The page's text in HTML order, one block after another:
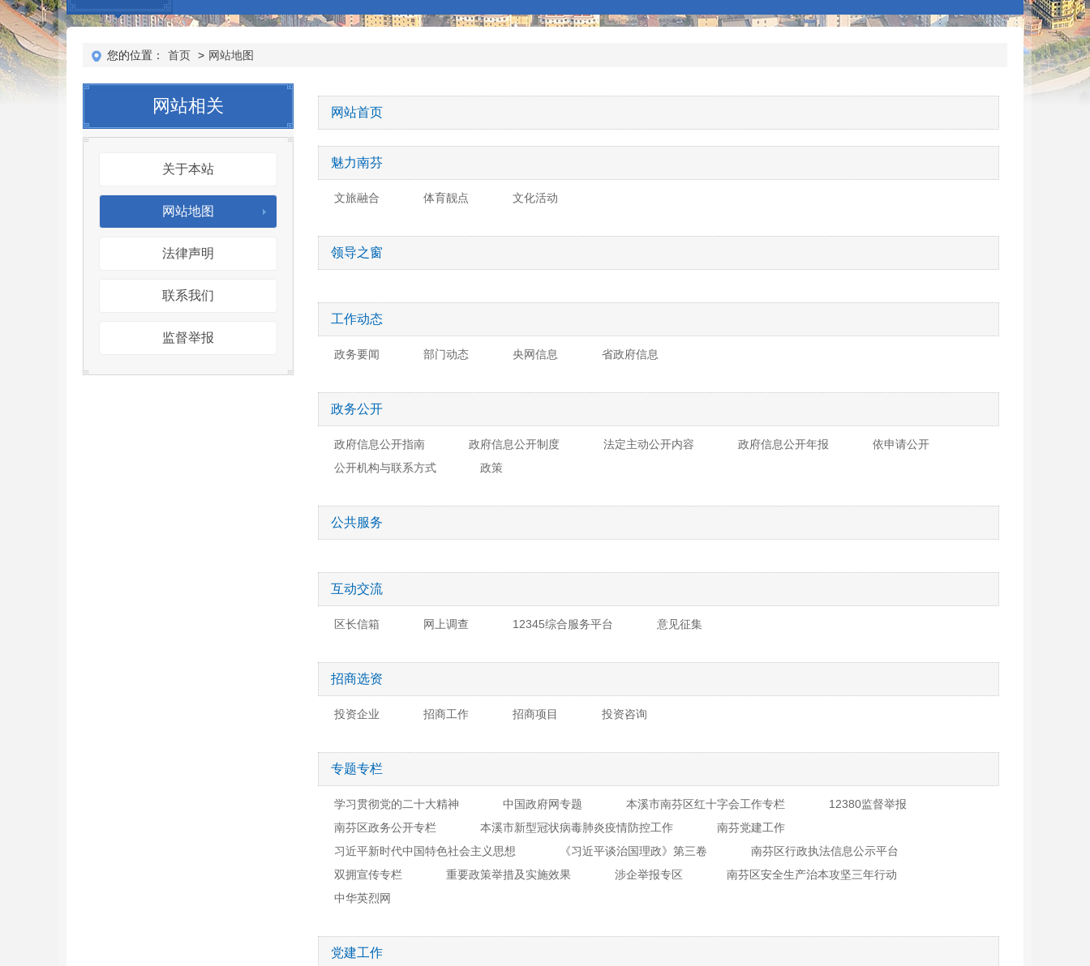
您的位置： 首页 > 网站地图
网站相关
关于本站
网站地图
法律声明
联系我们
监督举报
网站首页
魅力南芬
文旅融合 体育靓点 文化活动
领导之窗
工作动态
政务要闻 部门动态 央网信息 省政府信息
政务公开
政府信息公开指南 政府信息公开制度 法定主动公开内容 政府信息公开年报
依申请公开
公开机构与联系方式
政策
公共服务
互动交流
区长信箱 网上调查 12345综合服务平台 意见征集
招商选资
投资企业 招商工作 招商项目 投资咨询
专题专栏
学习贯彻党的二十大精神 中国政府网专题 本溪市南芬区红十字会工作专栏
12380监督举报
南芬区政务公开专栏
本溪市新型冠状病毒肺炎疫情防控工作
南芬党建工作
习近平新时代中国特色社会主义思想
《习近平谈治国理政》第三卷
南芬区行政执法信息公示平台
双拥宣传专栏
重要政策举措及实施效果 涉企举报专区
南芬区安全生产治本攻坚三年行动
中华英烈网
党建工作